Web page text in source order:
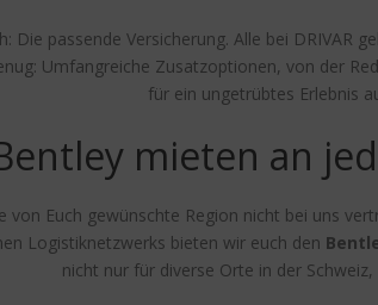
Die passende Versicherung. Alle bei DRIVAR
Umfangreiche Zusatzoptionen, von der
für ein ungetrübtes Erlebnis
mieten an
von Euch gewünschte Region nicht bei uns
Logistiknetzwerks bieten wir euch den
nicht nur für diverse Orte in der